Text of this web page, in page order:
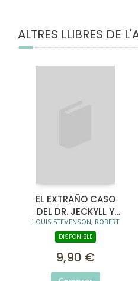
ALTRES LLIBRES DE
EL EXTRAÑO CASO
DEL DR. JECKYLL Y
MR. HYDE
LOUIS STEVENSON, ROBERT
DISPONIBLE
9,90 €